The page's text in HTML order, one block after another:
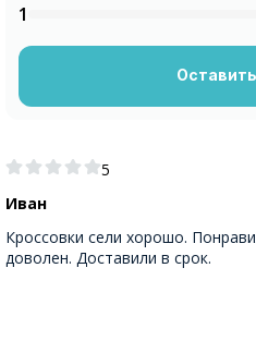
5
Иван
Кроссовки сели хорошо.
доволен. Доставили в срок.
1